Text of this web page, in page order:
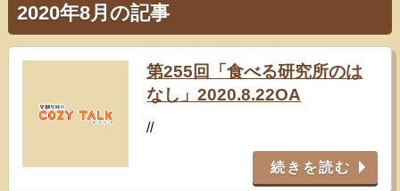
2020年8月の記事
第255回「食べる研究所のは
なし」2020.8.22OA
//
続きを読む